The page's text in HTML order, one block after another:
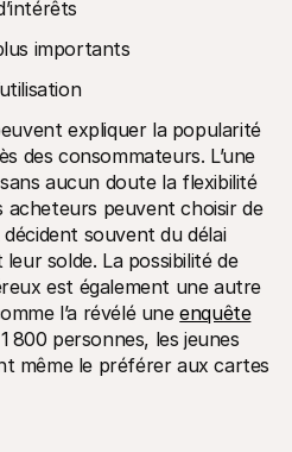
importants
expliquer la popularité
des consommateurs. L’une
aucun doute la flexibilité
acheteurs peuvent choisir de
souvent du délai
solde. La possibilité de
est également une autre
l’a révélé une enquête
800 personnes, les jeunes
même le préférer aux cartes